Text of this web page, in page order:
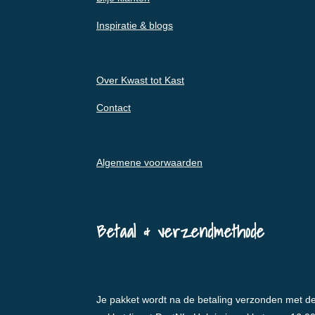
Inspiratie & blogs
Over Kwast tot Kast
Contact
Algemene voorwaarden
Betaal & verzendmethode
Je pakket wordt na de betaling verzonden met